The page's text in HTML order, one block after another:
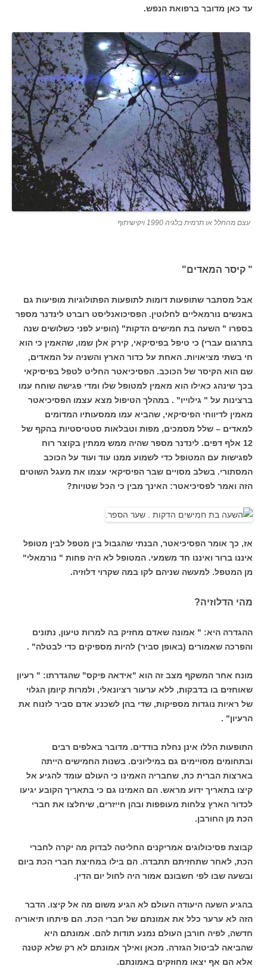
עד כאן מדובר ברפואת הנפש.
עצם מהחלל או תרמית בלגיה 1990 ויקישיתוף
" קיסר המאדים"
אבל מסתבר שתופעות דומות לתופעות הפתולוגיות מופיעות גם
באנשים נורמאליים לחלוטין. הפסיכואנליסט רוברט לינדנר מספר
בספרו " השעה בת חמישים הדקות" (הופיע לפני כשלושים שנה
בתרגום עברי) כי טיפל בפיסיקאי, קירק אלן שמו, שהאמין כי הוא
חי בשתי מציאויות. האחת על כדור הארץ והשניה על המאדים,
שם הוא הקיסר של הכוכב. הפסיכיאטר החליט לטפל בפיסיקאי
בכך שינהג כאילו הוא מאמין למטופל שלו ומדי פגישה שוחח עמו
ברצינות על " גילוייו" . במהלך הטיפול מצא עצמו הפסיכיאטר
מאמין לדיווחי הפיסיקאי, שהביא עמו ממסעותיו המדומים
למאדים – שלל מסמכים, מפות וטבלאות סטטיסטיות בהקף של
12 אלף דפים. לינדנר מספר שהיה ממש ממתין בקוצר רוח
לפגישות עם המטופל כדי לשמוע ממנו עוד ועוד על הכוכב
המסתורי. בשלב מסויים שבר הפיסיקאי עצמו את מעגל השוטים
הזה ואמר לפסיכיאטר: האינך מבין כי הכל שטויות?
אז, כך אומר הפסיכיאטר, הבנתי שהגבול בין מטפל לבין מטופל
איננו ברור ואיננו חד משמעי. המטופל לא היה פחות " נורמאלי"
מן המטפל. למעשה שניהם לקו במה שקרוי דלוזיה.
מהי הדלוזיה?
ההגדרה היא: " אמונה שאדם מחזיק בה למרות טיעון, נתונים
והפרכה שאמורים (באופן סביר) להיות מספיקים כדי לבטלה" .
מונח אחר המשקף מצב זה הוא "אידאה פיקס" שהגדרתו: " רעיון
שאוחזים בו בדבקות, ללא ערעור רציונאלי, ולמרות קיומן הגלוי
של ראיות נוגדות מספיקות, שדי בהן לשכנע אדם סביר לזנוח את
הרעיון" .
התופעות הללו אינן נחלת בודדים. מדובר באלפים רבים
ובתחומים מסויימים גם במיליונים. בשנות החמישים הייתה
בארצות הברית כת, שחבריה האמינו כי העולם עומד להגיע אל
קיצו בתאריך ידוע מראש. הם האמינו גם כי בתאריך הקובע יגיעו
לכדור הארץ צלחות מעופפות ובהן חייזרים, שיחלצו את חברי
הכת מן החורבן.
קבוצת פסיכולוגים אמריקנים החליטה לבדוק מה יקרה לחברי
הכת, לאחר שתחזיתם תתבדה. הם בילו במחיצת חברי הכת ביום
ובשעה שבו לפי חשבונם אמור היה לחול יום הדין.
בהגיע השעה היעודה העולם לא הגיע משום מה אל קיצו. הדבר
הזה לא ערער כלל את אמונתם של חברי הכת. הם פיתחו תיאוריה
חדשה, לפיה חורבן העולם נמנע תודות להם. אמונתם היא
שהביאה לביטול הגזרה. מכאן ואילך אמונתם לא רק שלא קטנה
אלא הם אף יצאו מחוזקים באמונתם.